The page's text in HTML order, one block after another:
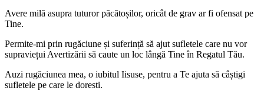
Avere milă asupra tuturor păcătoșilor, oricât de grav ar fi ofensat pe
Tine.
Permite-mi prin rugăciune și suferință să ajut sufletele care nu vor
supraviețui Avertizării să caute un loc lângă Tine în Regatul Tău.
Auzi rugăciunea mea, o iubitul Iisuse, pentru a Te ajuta să câștigi
sufletele pe care le doresti.